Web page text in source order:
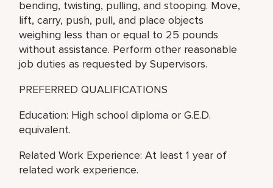
bending, twisting, pulling, and stooping. Move,
lift, carry, push, pull, and place objects
weighing less than or equal to 25 pounds
without assistance. Perform other reasonable
job duties as requested by Supervisors.
PREFERRED QUALIFICATIONS
Education: High school diploma or G.E.D.
equivalent.
Related Work Experience: At least 1 year of
related work experience.